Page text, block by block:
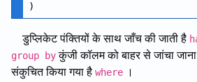
डुप्लिकेट पंक्तियों के साथ जाँच की जाती है
group byकुंजी कॉलम को बाहर से जांचा
संकुचित किया गया है where
।